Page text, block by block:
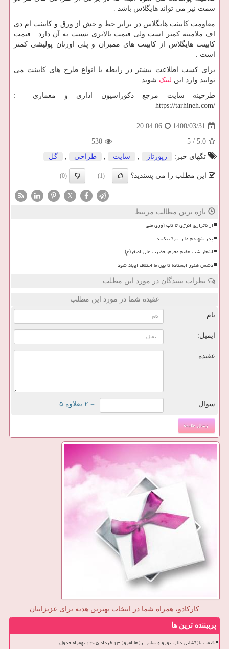
سمت نیز می تواند هایگلاس باشد .
مقاومت کابینت هایگلاس در برابر خط و خش از ورق و کابینت ام دی
اف ملامینه کمتر است ولی قیمت بالاتری نسبت به آن دارد . قیمت
کابینت هایگلاس از کابینت های ممبران و پلی اورتان پولیشی کمتر
است .
برای کسب اطلاعت بیشتر در رابطه با انواع طرح های کابینت می
توانید وارد این لینک شوید.
طرحینه سایت مرجع دکوراسیون اداری و معماری :
https://tarhineh.com/
1400/03/31
20:04:06
5.0
/
5
530
تگهای خبر:
رپورتاژ , سایت , طراحی , گل
این مطلب را می پسندید؟ (1)
(0)
X
تازه ترین مطالب مرتبط
از ناترازی انرژی تا تاب آوری ملی
پدر شهیدم ما را ترک نکنید
اشعار شب هفتم محرم، حضرت علی اصغر(ع)
دشمن هنوز ایستاده تا بین ما اختلاف ایجاد شود
نظرات بینندگان در مورد این مطلب
عقیده شما در مورد این مطلب
نام:
ایمیل:
عقیده:
سوال: = ۲ بعلاوه ۵
کارکادو، همراه شما در انتخاب بهترین هدیه برای عزیزانتان
پربیننده ترین ها
قیمت بازگشایی دلار، یورو و سایر ارزها امروز ۱۳ خرداد ۱۴۰۵ بهمراه جدول